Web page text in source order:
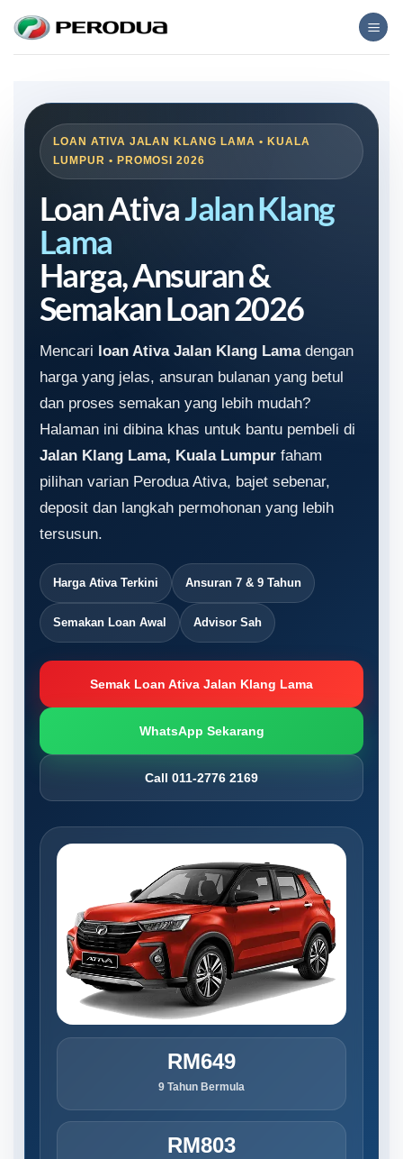
content
LOAN ATIVA JALAN KLANG LAMA • KUALA
LUMPUR • PROMOSI 2026
Loan AtivaJalan Klang
Lama
Harga, Ansuran &
Semakan Loan 2026
Mencari loan Ativa Jalan Klang Lamadengan
harga yang jelas, ansuran bulanan yang betul
dan proses semakan yang lebih mudah?
Halaman ini dibina khas untuk bantu pembeli di
Jalan Klang Lama, Kuala Lumpur faham
pilihan varian Perodua Ativa, bajet sebenar,
deposit dan langkah permohonan yang lebih
tersusun.
Harga Ativa Terkini Ansuran 7 & 9 Tahun
Semakan Loan Awal Advisor Sah
Semak Loan Ativa Jalan Klang Lama
WhatsApp Sekarang
Call 011-2776 2169
RM649
9 Tahun Bermula
RM803